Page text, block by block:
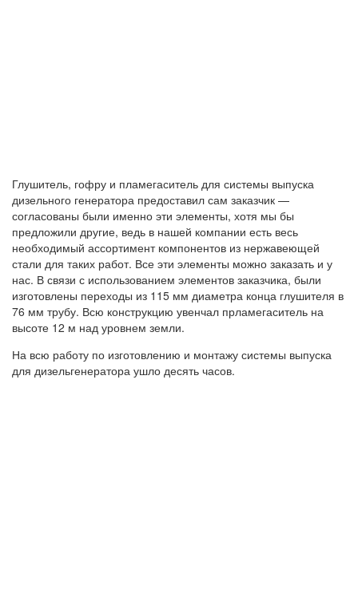
Глушитель, гофру и пламегаситель для системы выпуска
дизельного генератора предоставил сам заказчик —
согласованы были именно эти элементы, хотя мы бы
предложили другие, ведь в нашей компании есть весь
необходимый ассортимент компонентов из нержавеющей
стали для таких работ. Все эти элементы можно заказать и у
нас. В связи с использованием элементов заказчика, были
изготовлены переходы из 115 мм диаметра конца глушителя в
76 мм трубу. Всю конструкцию увенчал прламегаситель на
высоте 12 м над уровнем земли.
На всю работу по изготовлению и монтажу системы выпуска
для дизельгенератора ушло десять часов.